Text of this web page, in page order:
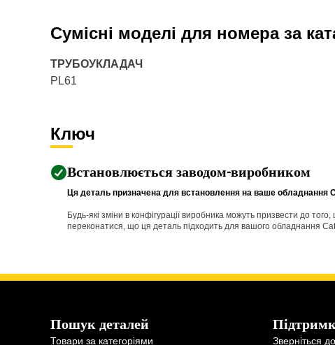
Сумісні моделі для номера за
ТРУБОУКЛАДАЧ
PL61
Ключ
Встановлюється заводом-виробником
Ця деталь призначена для встановлення на ваше обладнання
Будь-які зміни в конфігурації виробника можуть призвести до
переконатися, що ця деталь підходить для вашого обладнання Cat
Пошук деталей
Товари за категоріями Зверніться